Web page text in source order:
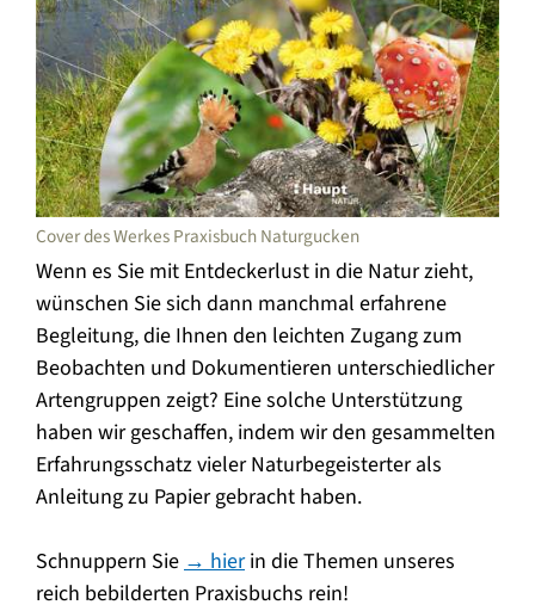
Cover des Werkes Praxisbuch Naturgucken
Wenn es Sie mit Entdeckerlust in die Natur zieht,
wünschen Sie sich dann manchmal erfahrene
Begleitung, die Ihnen den leichten Zugang zum
Beobachten und Dokumentieren unterschiedlicher
Artengruppen zeigt? Eine solche Unterstützung
haben wir geschaffen, indem wir den gesammelten
Erfahrungsschatz vieler Naturbegeisterter als
Anleitung zu Papier gebracht haben.
Schnuppern Sie→ hierin die Themen unseres
reich bebilderten Praxisbuchs rein!